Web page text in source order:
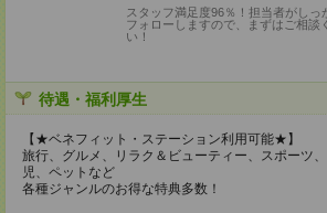
スタッフ満足度96％！担当者がしっ
フォローしますので、まずはご相談
い！
待遇・福利厚生
【★ベネフィット・ステーション利用可能★】
旅行、グルメ、リラク＆ビューティー、スポーツ
児、ペットなど
各種ジャンルのお得な特典多数！